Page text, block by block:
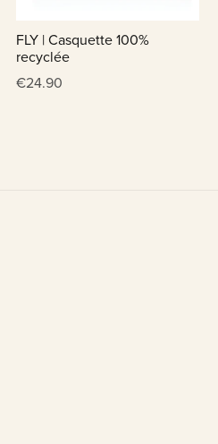
FLY | Casquette 100%
recyclée
€24.90